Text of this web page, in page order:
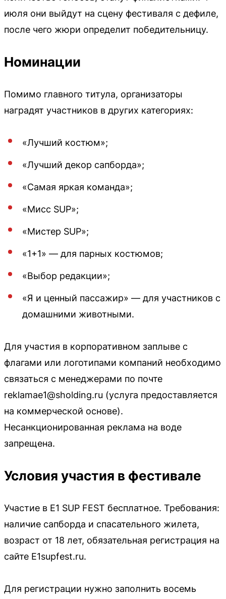
июля они выйдут на сцену фестиваля с дефиле,
после чего жюри определит победительницу.
Номинации
Помимо главного титула, организаторы
наградят участников в других категориях:
«Лучший костюм»;
«Лучший декор сапборда»;
«Самая яркая команда»;
«Мисс SUP»;
«Мистер SUP»;
«1+1» — для парных костюмов;
«Выбор редакции»;
«Я и ценный пассажир» — для участников с
домашними животными.
Для участия в корпоративном заплыве с
флагами или логотипами компаний необходимо
связаться с менеджерами по почте
reklamae1@sholding.ru (услуга предоставляется
на коммерческой основе).
Несанкционированная реклама на воде
запрещена.
Условия участия в фестивале
Участие в E1 SUP FEST бесплатное. Требования:
наличие сапборда и спасательного жилета,
возраст от 18 лет, обязательная регистрация на
сайте E1supfest.ru.
Для регистрации нужно заполнить восемь